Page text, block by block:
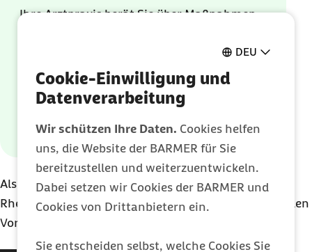
DEU
Cookie-Einwilligung und
Datenverarbeitung
Wir schützen Ihre Daten. Cookies helfen
uns, die Website der BARMER für Sie
bereitzustellen und weiterzuentwickeln.
Dabei setzen wir Cookies der BARMER und
Cookies von Drittanbietern ein.
Sie entscheiden selbst, welche Cookies Sie
Ihre Arztpraxis berät Sie über Maßnahmen,
gestalten können. Dabei lernen Sie, sich
gesund zu ernähren, regelmäßig Sport zu
treiben und gegebenenfalls das Rauchen
aufzugeben, um Ihr Befinden positiv zu
beeinflussen.
Als Mitglied der Barmer können Sie am DMP
Rheumatoide Arthritis teilnehmen, wenn die folgenden
Voraussetzungen erfüllt sind: